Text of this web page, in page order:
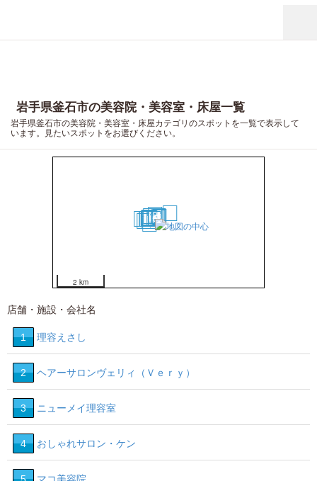
岩手県釜石市の美容院・美容室・床屋一覧
岩手県釜石市の美容院・美容室・床屋カテゴリのスポットを一覧で表示して
います。見たいスポットをお選びください。
1
23
4
5
6
7
8
9 10
11
12
13
14
15
16
17
18
19
2 km
店舗・施設・会社名
1 理容えさし
2 ヘアーサロンヴェリィ（Ｖｅｒｙ）
3 ニューメイ理容室
4 おしゃれサロン・ケン